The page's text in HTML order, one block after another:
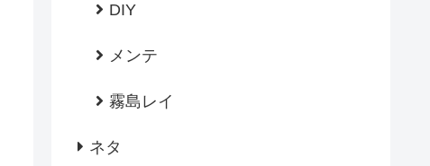
DIY
メンテ
霧島レイ
ネタ